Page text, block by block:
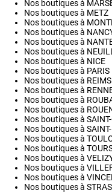
Nos boutiques à
Nos boutiques à METZ
Nos boutiques à
Nos boutiques à
Nos boutiques à
Nos boutiques à
Nos boutiques à NICE
Nos boutiques à PARIS
Nos boutiques à REIMS
Nos boutiques à
Nos boutiques à
Nos boutiques à
Nos boutiques à
Nos boutiques à
Nos boutiques à
Nos boutiques à
Nos boutiques à
Nos boutiques à
Nos boutiques à
Nos boutiques à